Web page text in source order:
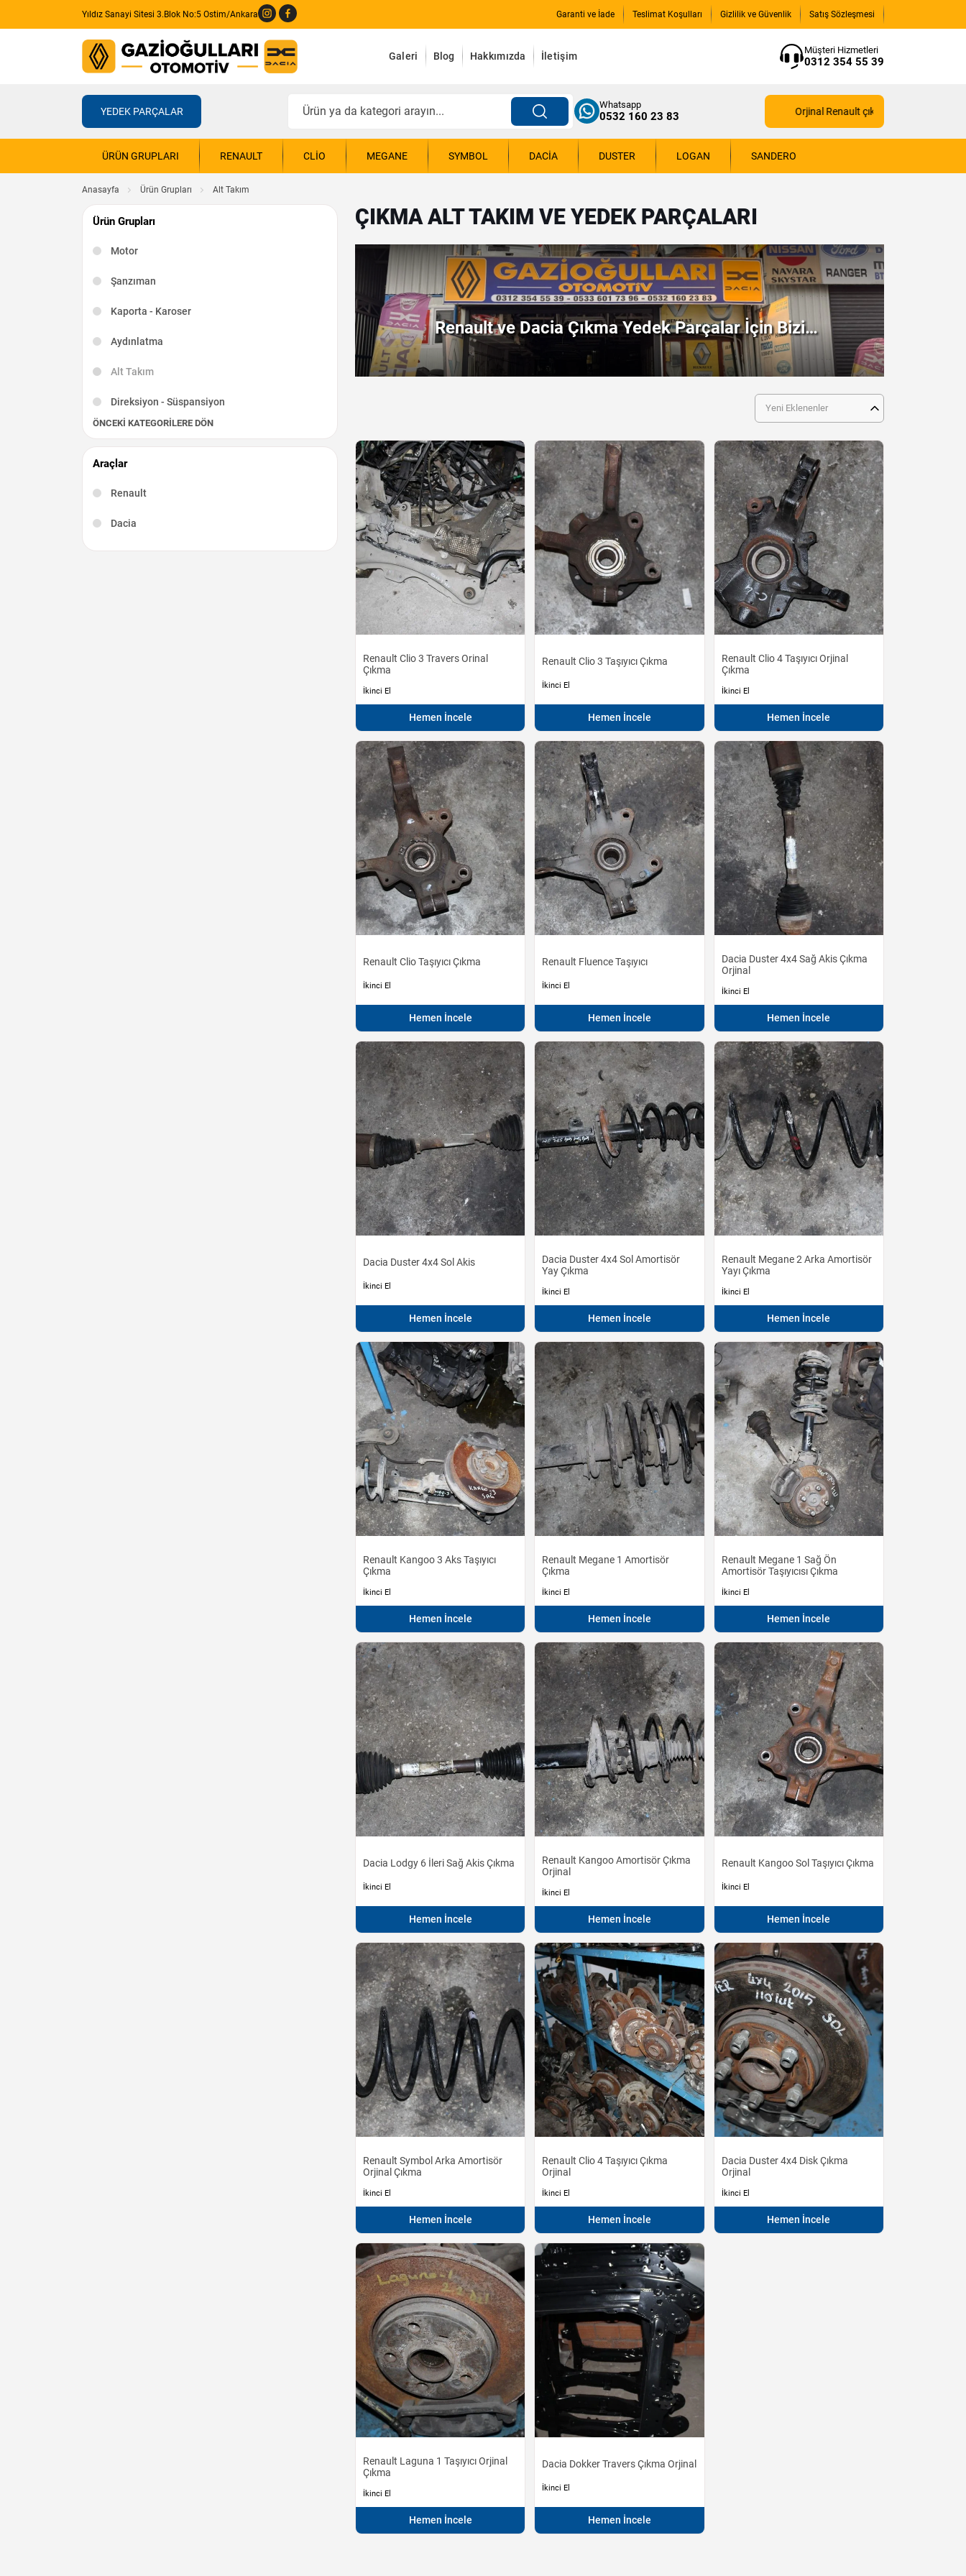
Yıldız Sanayi Sitesi 3.Blok No:5 Ostim/Ankara Garanti ve İade Teslimat Koşulları Gizlilik ve Güvenlik Satış Sözleşmesi
Galeri Blog Hakkımızda İletişim
Müşteri Hizmetleri
0312 354 55 39
YEDEK PARÇALAR
Whatsapp
0532 160 23 83 Orjinal Renault çıkma yedek parçaları için
ÜRÜN GRUPLARI RENAULT CLIO MEGANE SYMBOL DACIA DUSTER LOGAN SANDERO
Anasayfa Ürün Grupları Alt Takım
Ürün Grupları
Motor
Şanzıman
Kaporta - Karoser
Aydınlatma
Alt Takım
Direksiyon - Süspansiyon
Elektrik Aksamı
Fren - Debriyaj
Şarj Dinamosu
Silindir Kapağı
ÖNCEKI KATEGORILERE DÖN
Araçlar
Renault
Dacia
ÇIKMA ALT TAKIM VE YEDEK PARÇALARI
Renault ve Dacia Çıkma Yedek Parçalar İçin Bizi
Arayın!
Yeni Eklenenler
Renault Clio 3 Travers Orinal
Çıkma
İkinci El
Hemen İncele
Renault Clio 3 Taşıyıcı Çıkma
İkinci El
Hemen İncele
Renault Clio 4 Taşıyıcı Orjinal
Çıkma
İkinci El
Hemen İncele
Renault Clio Taşıyıcı Çıkma
İkinci El
Hemen İncele
Renault Fluence Taşıyıcı
İkinci El
Hemen İncele
Dacia Duster 4x4 Sağ Akis Çıkma
Orjinal
İkinci El
Hemen İncele
Dacia Duster 4x4 Sol Akis
İkinci El
Hemen İncele
Dacia Duster 4x4 Sol Amortisör
Yay Çıkma
İkinci El
Hemen İncele
Renault Megane 2 Arka Amortisör
Yayı Çıkma
İkinci El
Hemen İncele
Renault Kangoo 3 Aks Taşıyıcı
Çıkma
İkinci El
Hemen İncele
Renault Megane 1 Amortisör
Çıkma
İkinci El
Hemen İncele
Renault Megane 1 Sağ Ön
Amortisör Taşıyıcısı Çıkma
İkinci El
Hemen İncele
Dacia Lodgy 6 İleri Sağ Akis Çıkma
İkinci El
Hemen İncele
Renault Kangoo Amortisör Çıkma
Orjinal
İkinci El
Hemen İncele
Renault Kangoo Sol Taşıyıcı Çıkma
İkinci El
Hemen İncele
Renault Symbol Arka Amortisör
Orjinal Çıkma
İkinci El
Hemen İncele
Renault Clio 4 Taşıyıcı Çıkma
Orjinal
İkinci El
Hemen İncele
Dacia Duster 4x4 Disk Çıkma
Orjinal
İkinci El
Hemen İncele
Renault Laguna 1 Taşıyıcı Orjinal
Çıkma
İkinci El
Hemen İncele
Dacia Dokker Travers Çıkma Orjinal
İkinci El
Hemen İncele